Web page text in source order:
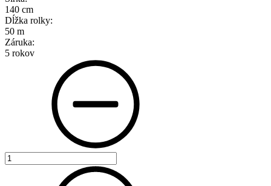
140 cm
Dĺžka rolky:
50 m
Záruka:
5 rokov